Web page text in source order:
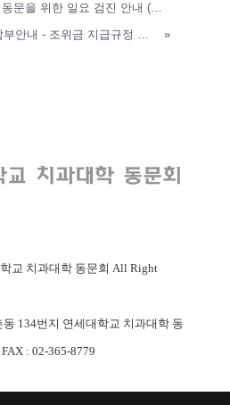
* 2022년 치과대학 동문을 위한 일요 검진 안내 (강남세브란스) * 정정
2022년도 동문회비 납부안내 - 조위금 지급규정 개정
»
교 치과대학 동문회 All Right
134번지 연세대학교 치과대학 동
: 02-365-8779